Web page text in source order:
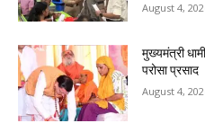
August 4,
मुख्यमंत्री
परोसा प्रसाद
August 4,